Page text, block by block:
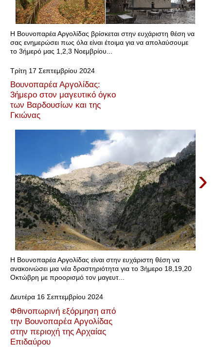
Η Βουνοπαρέα Αργολίδας βρίσκεται στην ευχάριστη θέση να
σας ενημερώσει πως όλα είναι έτοιμα για να απολαύσουμε
το 3ήμερό μας 1,2,3 Νοεμβρίου...
Τρίτη 17 Σεπτεμβρίου 2024
Βουνοπαρέα Αργολίδας:
3ήμερο στον μαγευτικό όγκο
των Βαρδουσίων και της
Γκιώνας
›
Η Βουνοπαρέα Αργολίδας είναι στην ευχάριστη θέση να
ανακοινώσει μια νέα δραστηριότητα για το 3ήμερο 18,19,20
Οκτώβρη με προορισμό τον μαγευτ...
Δευτέρα 16 Σεπτεμβρίου 2024
Φθινοπωρινή εξόρμηση από
την Βουνοπαρέα Αργολίδας
στην περιοχή της Αρχαίας
Επιδαύρου